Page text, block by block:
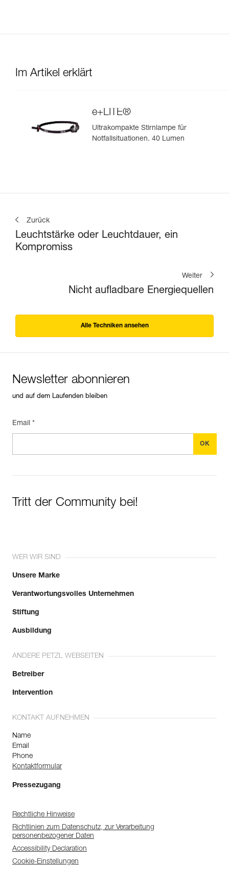
Im Artikel erklärt
e+LITE®
Ultrakompakte Stirnlampe für
Notfallsituationen. 40 Lumen
Zurück
Leuchtstärke oder Leuchtdauer, ein
Kompromiss
Weiter
Nicht aufladbare Energiequellen
Alle Techniken ansehen
Newsletter abonnieren
und auf dem Laufenden bleiben
Email *
Tritt der Community bei!
WER WIR SIND
Unsere Marke
Verantwortungsvolles Unternehmen
Stiftung
Ausbildung
ANDERE PETZL WEBSEITEN
Betreiber
Intervention
KONTAKT AUFNEHMEN
Name
Email
Phone
Kontaktformular
Pressezugang
Rechtliche Hinweise
Richtlinien zum Datenschutz, zur Verarbeitung
personenbezogener Daten
Accessibility Declaration
Cookie-Einstellungen